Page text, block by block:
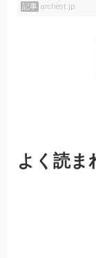
記事 archest.jp
よく読ま